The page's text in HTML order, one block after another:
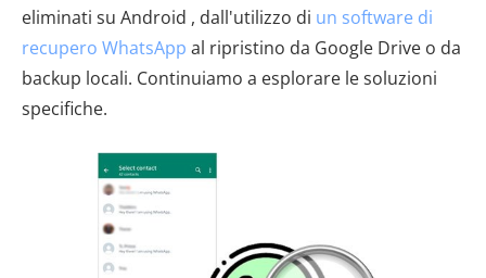
eliminati su Android , dall'utilizzo di un software di
recupero WhatsApp al ripristino da Google Drive o da
backup locali. Continuiamo a esplorare le soluzioni
specifiche.